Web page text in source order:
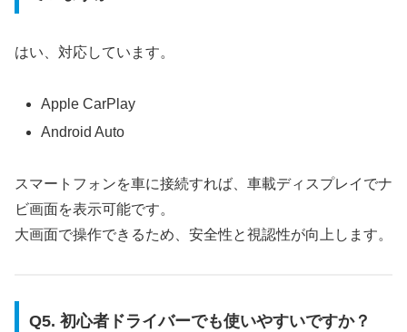
はい、対応しています。
Apple CarPlay
Android Auto
スマートフォンを車に接続すれば、車載ディスプレイでナ
ビ画面を表示可能です。
大画面で操作できるため、安全性と視認性が向上します。
Q5. 初心者ドライバーでも使いやすいですか？